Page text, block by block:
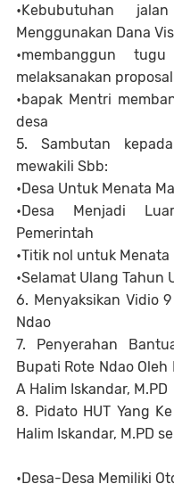
•Kebubutuhan
Menggunakan Dana
•membanggun
melaksanakan
•bapak Mentri
desa
5. Sambutan
mewakili Sbb:
•Desa Untuk Menata
•Desa Menjadi
Pemerintah
•Titik nol untuk
•Selamat Ulang Tahun
6. Menyaksikan Vidio
Ndao
7. Penyerahan
Bupati Rote Ndao Oleh
A Halim Iskandar, M.PD
8. Pidato HUT Yang
Halim Iskandar, M.PD
•Desa-Desa Memiliki